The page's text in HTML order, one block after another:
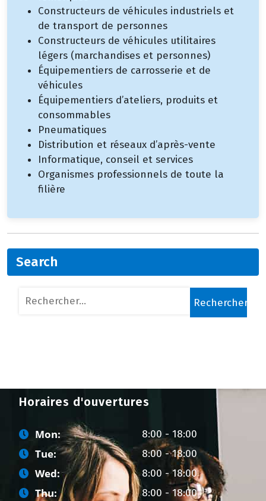
Constructeurs de véhicules industriels et
de transport de personnes
Constructeurs de véhicules utilitaires
légers (marchandises et personnes)
Équipementiers de carrosserie et de
véhicules
Équipementiers d’ateliers, produits et
consommables
Pneumatiques
Distribution et réseaux d’après-vente
Informatique, conseil et services
Organismes professionnels de toute la
filière
Search
Rechercher :
Horaires d'ouvertures
Mon: 8:00 - 18:00
Tue: 8:00 - 18:00
Wed: 8:00 - 18:00
Thu: 8:00 - 18:00